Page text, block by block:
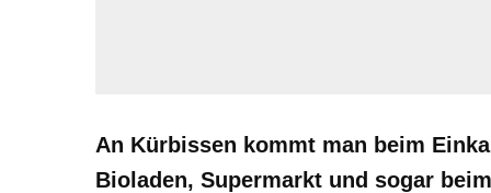
An Kürbissen kommt man beim
Bioladen, Supermarkt und sogar